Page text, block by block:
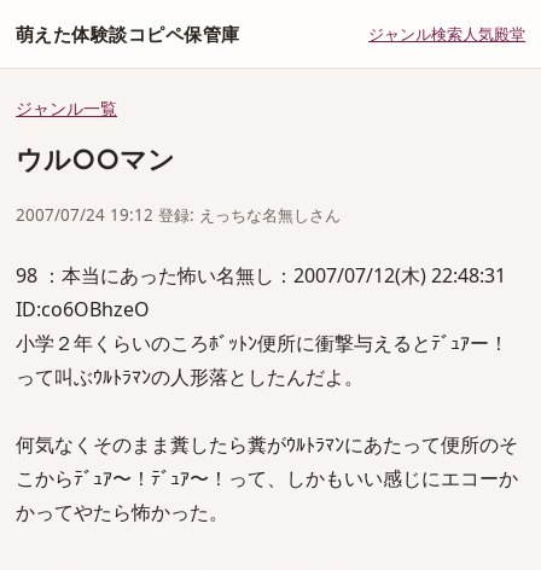
萌えた体験談コピペ保管庫 ジャンル検索人気殿堂
ジャンル一覧
ウル○○マン
2007/07/24 19:12 登録: えっちな名無しさん
98 ：本当にあった怖い名無し：2007/07/12(木) 22:48:31
ID:co6OBhzeO
小学２年くらいのころﾎﾞｯﾄﾝ便所に衝撃与えるとﾃﾞｭｱー！
って叫ぶｳﾙﾄﾗﾏﾝの人形落としたんだよ。
何気なくそのまま糞したら糞がｳﾙﾄﾗﾏﾝにあたって便所のそ
こからﾃﾞｭｱ〜！ﾃﾞｭｱ〜！って、しかもいい感じにエコーか
かってやたら怖かった。